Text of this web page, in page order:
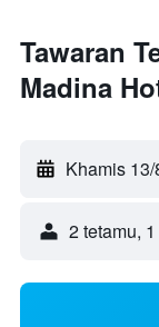
Tawaran
Madina
Khamis 13/
2 tetamu,